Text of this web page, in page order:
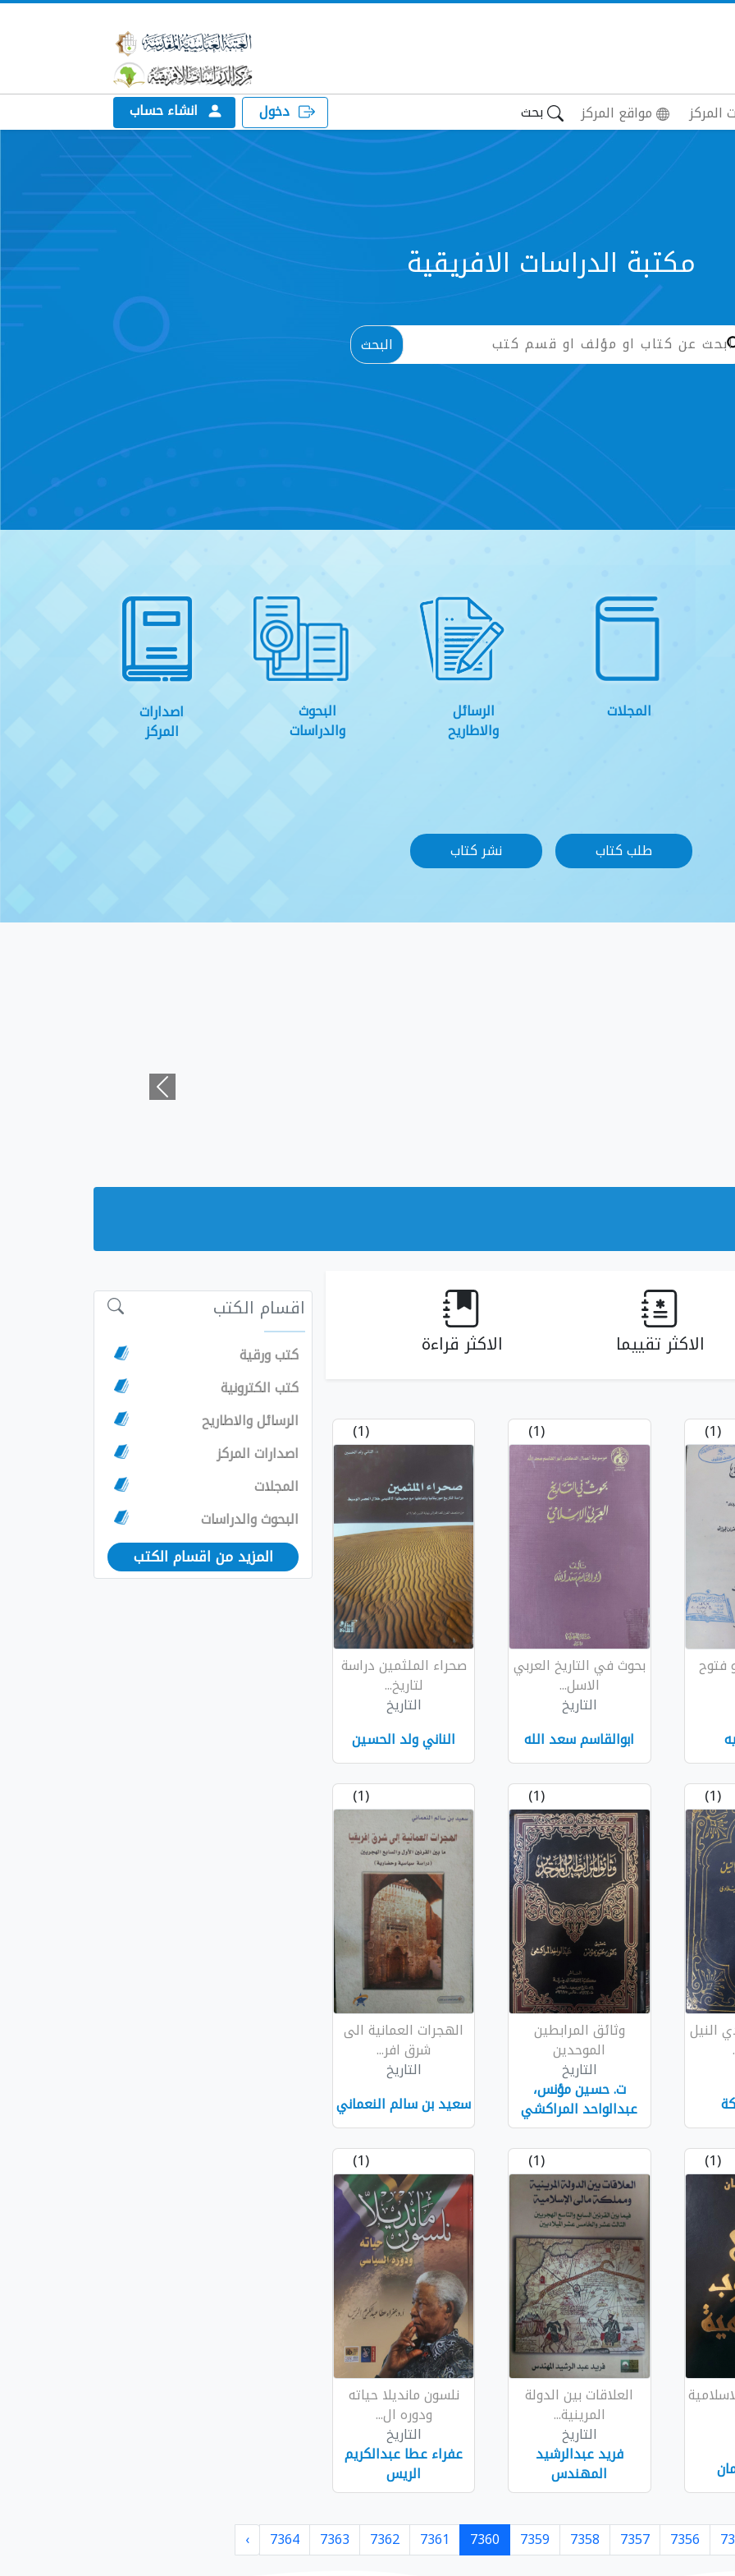
المركز مواقع المركز بحث دخول انشاء حساب
مكتبة الدراسات الافريقية
البحث
المجلات الرسائل
والاطاريح
البحوث
والدراسات
اصدارات
المركز
طلب كتاب نشر كتاب
Previous
الاكثر تقييما الاكثر قراءة
(1)
فتوح
(1)
بحوث في التاريخ العربي
الاسل...
التاريخ
ابوالقاسم سعد الله
(1)
صحراء الملثمين دراسة
لتاريخ...
التاريخ
الناني ولد الحسين
(1)
النيل
(1)
وثائق المرابطين
الموحدين
التاريخ
ت. حسين مؤنس،
عبدالواحد المراكشي
(1)
الهجرات العمانية الى
شرق افر...
التاريخ
سعيد بن سالم النعماني
(1)
(1)
العلاقات بين الدولة
المرينية...
التاريخ
فريد عبدالرشيد
المهندس
(1)
نلسون مانديلا حياته
ودوره ال...
التاريخ
عفراء عطا عبدالكريم
الريس
اقسام الكتب
كتب ورقية
كتب الكترونية
الرسائل والاطاريح
اصدارات المركز
المجلات
البحوث والدراسات
المزيد من اقسام الكتب
7356
7357
7358
7359
7360
7361
7362
7363
7364
›